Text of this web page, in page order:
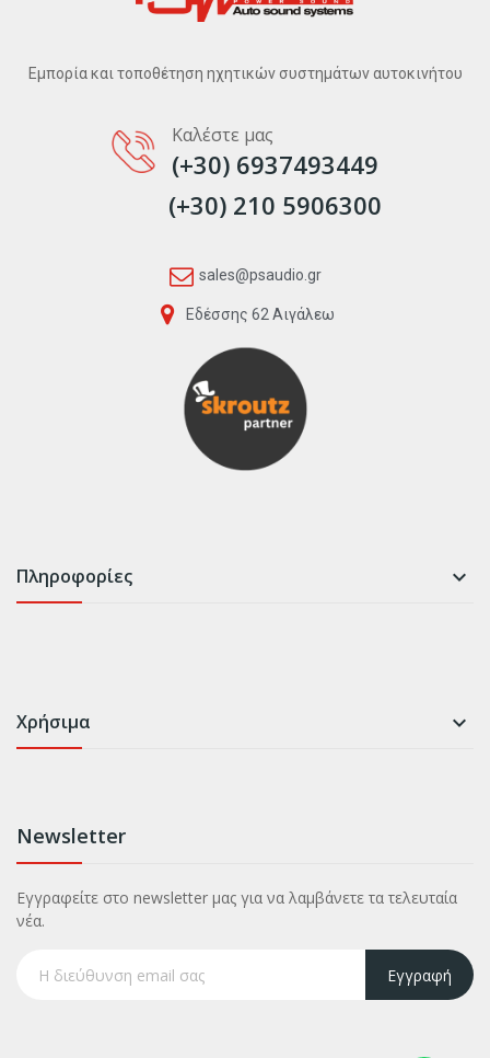
Εμπορία και τοποθέτηση ηχητικών συστημάτων αυτοκινήτου
Καλέστε μας
(+30) 6937493449
(+30) 210 5906300
sales@psaudio.gr
Εδέσσης 62 Αιγάλεω
Πληροφορίες 
Χρήσιμα 
Newsletter
Εγγραφείτε στο newsletter μας για να λαμβάνετε τα τελευταία
νέα.
Εγγραφή